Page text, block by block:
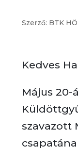
Szerző: BTK
Kedves
Május 20-
szavazott